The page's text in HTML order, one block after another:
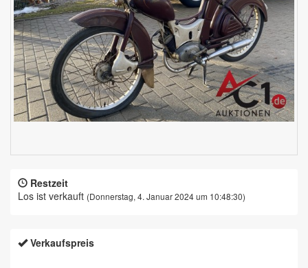
Restzeit
Los ist verkauft (Donnerstag, 4. Januar 2024 um 10:48:30)
Verkaufspreis